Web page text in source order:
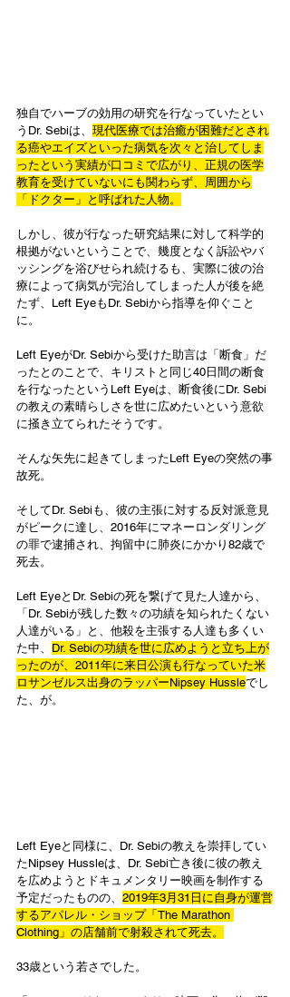
独自でハーブの効用の研究を行なっていたとい
うDr. Sebiは、 現代医療では治癒が困難だとされ
る癌やエイズといった病気を次々と治してしま
ったという実績が口コミで広がり、正規の医学
教育を受けていないにも関わらず、周囲から
「ドクター」と呼ばれた人物。
しかし、彼が行なった研究結果に対して科学的
根拠がないということで、幾度となく訴訟やバ
ッシングを浴びせられ続けるも、実際に彼の治
療によって病気が完治してしまった人が後を絶
たず、Left EyeもDr. Sebiから指導を仰ぐこと
に。
Left EyeがDr. Sebiから受けた助言は「断食」だ
ったとのことで、キリストと同じ40日間の断食
を行なったというLeft Eyeは、断食後にDr. Sebi
の教えの素晴らしさを世に広めたいという意欲
に掻き立てられたそうです。
そんな矢先に起きてしまったLeft Eyeの突然の事
故死。
そしてDr. Sebiも、彼の主張に対する反対派意見
がピークに達し、2016年にマネーロンダリング
の罪で逮捕され、拘留中に肺炎にかかり82歳で
死去。
Left EyeとDr. Sebiの死を繋げて見た人達から、
「Dr. Sebiが残した数々の功績を知られたくない
人達がいる」と、他殺を主張する人達も多くい
た中、 Dr. Sebiの功績を世に広めようと立ち上が
ったのが、2011年に来日公演も行なっていた米
ロサンゼルス出身のラッパーNipsey Hussleでし
た、が。
Left Eyeと同様に、Dr. Sebiの教えを崇拝してい
たNipsey Hussleは、Dr. Sebi亡き後に彼の教え
を広めようとドキュメンタリー映画を制作する
予定だったものの、 2019年3月31日に自身が運営
するアパレル・ショップ「The Marathon
Clothing」の店舗前で射殺されて死去。
33歳という若さでした。